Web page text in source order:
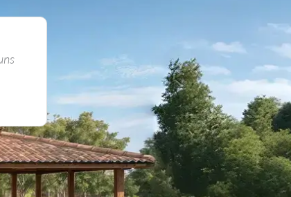
“O projeto me serviu perfeitamente. Gostei da
praticidade e achei tudo bem explicado."
Adriana | Jaguariaíva - Paraná